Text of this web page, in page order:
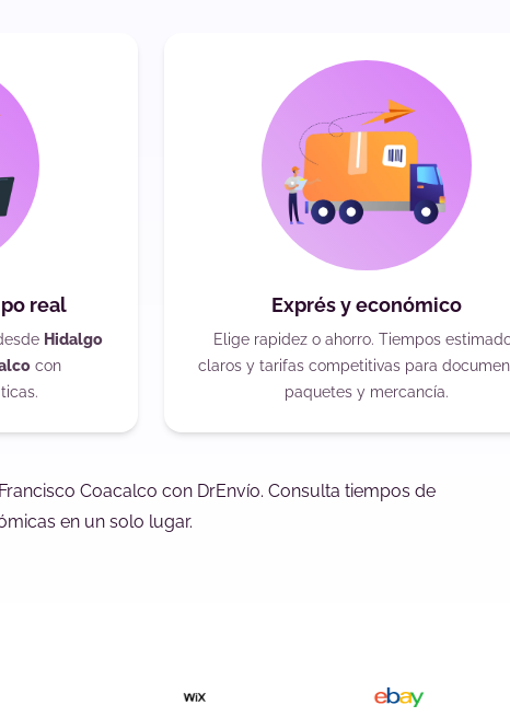
real
Hidalgo
con
Exprés y económico
Elige rapidez o ahorro. Tiempos
claros y tarifas competitivas para
paquetes y mercancía.
Coacalco con DrEnvío. Consulta tiempos de
en un solo lugar.